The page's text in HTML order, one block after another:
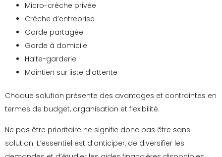
Micro-crèche privée
Crèche d’entreprise
Garde partagée
Garde à domicile
Halte-garderie
Maintien sur liste d’attente
Chaque solution présente des avantages et contraintes en
termes de budget, organisation et flexibilité.
Ne pas être prioritaire ne signifie donc pas être sans
solution. L’essentiel est d’anticiper, de diversifier les